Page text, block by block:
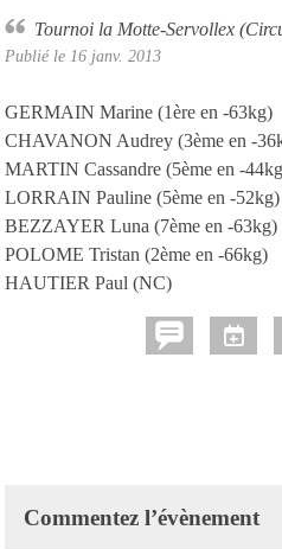
Tournoi la Motte-Servollex
Publié le 16 janv. 2013
GERMAIN Marine (1ère en -63kg)
CHAVANON Audrey (3ème en -
MARTIN Cassandre (5ème en -
LORRAIN Pauline (5ème en -52kg)
BEZZAYER Luna (7ème en -63kg)
POLOME Tristan (2ème en -66kg)
HAUTIER Paul (NC)
Commentez l’évènement